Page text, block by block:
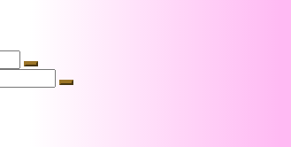
Suche
Suche